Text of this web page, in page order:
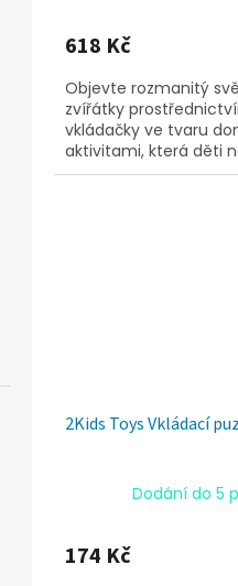
618 Kč
Objevte rozmanitý
zvířátky
vkládačky ve tvaru
aktivitami, která děti
ale rozvíjí také jejich
2Kids Toys Vkládací
Dodání do 5
174 Kč